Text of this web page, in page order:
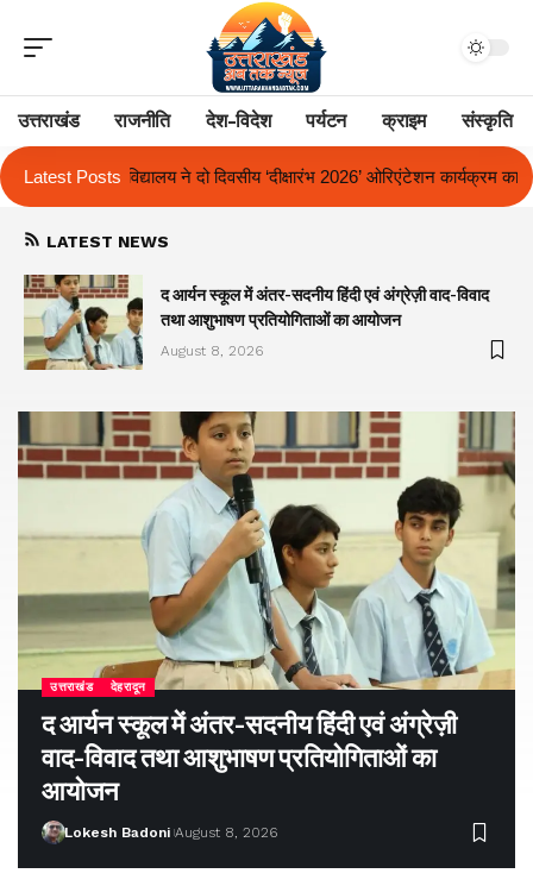
उत्तराखंड राजनीति देश-विदेश पर्यटन क्राइम संस्कृति
Latest Posts
‘दीक्षारंभ 2026’ ओरिएंटेशन कार्यक्रम का किया आयोजन एक साल से लंबित
LATEST NEWS
द आर्यन स्कूल में अंतर-सदनीय हिंदी एवं अंग्रेज़ी वाद-विवाद
तथा आशुभाषण प्रतियोगिताओं का आयोजन
August 8, 2026
उत्तराखंड देहरादून
द आर्यन स्कूल में अंतर-सदनीय हिंदी एवं अंग्रेज़ी
वाद-विवाद तथा आशुभाषण प्रतियोगिताओं का
आयोजन
Lokesh Badoni August 8, 2026